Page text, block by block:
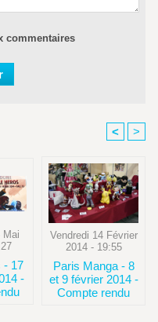
commentaires
< >
Mai
- 17
-
Vendredi 14 Février
2014 - 19:55
Paris Manga - 8
et 9 février 2014 -
Compte rendu